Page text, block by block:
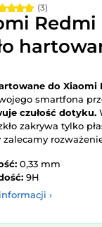
(3)
Redmi
do Xiaomi
smartfona
czułość dotyku.
zakrywa tylko
zalecamy
0,33 mm
9H
›